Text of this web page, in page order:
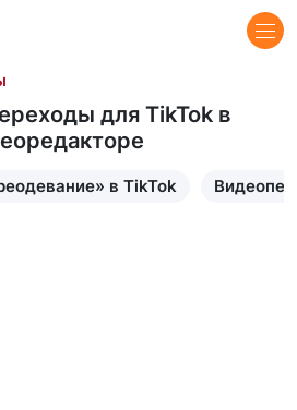
для TikTok в
в TikTok